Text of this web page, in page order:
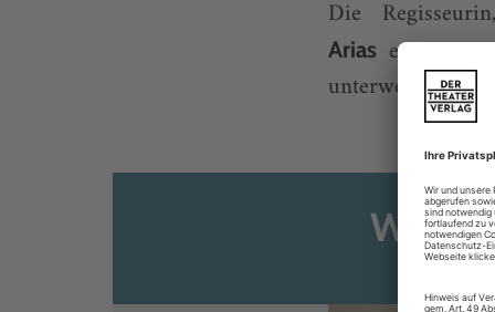
Die
Arias erhält
unterwegs, hat